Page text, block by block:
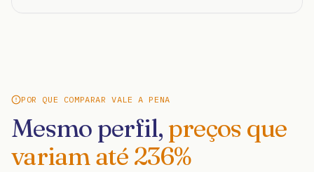
POR QUE COMPARAR VALE A PENA
Mesmo perfil, preços que
variam até 236%